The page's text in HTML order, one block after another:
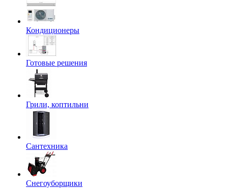
Кондиционеры
Готовые решения
Грили, коптильни
Сантехника
Снегоуборщики